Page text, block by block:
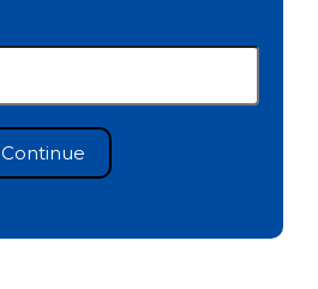
Continue